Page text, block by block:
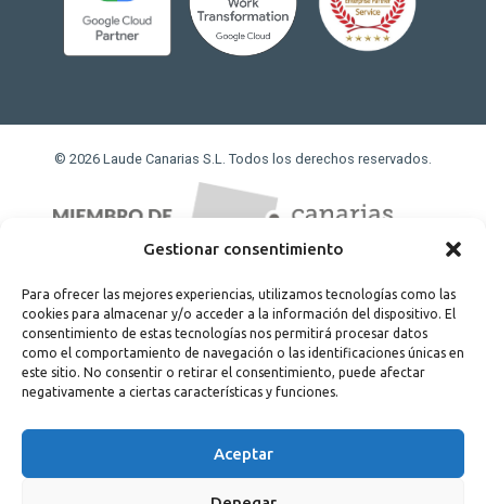
Gestionar consentimiento
Para ofrecer las mejores experiencias, utilizamos tecnologías como las
cookies para almacenar y/o acceder a la información del dispositivo. El
consentimiento de estas tecnologías nos permitirá procesar datos
como el comportamiento de navegación o las identificaciones únicas en
este sitio. No consentir o retirar el consentimiento, puede afectar
negativamente a ciertas características y funciones.
Aceptar
© 2026 Laude Canarias S.L. Todos los derechos reservados.
FONDO EUROPEO DE DESARROLLO REGIONAL
UNA MANERA DE HACER EUROPA